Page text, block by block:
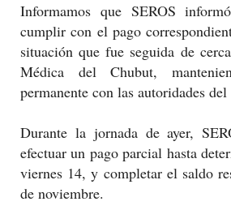
Informamos que SEROS
cumplir con el pago
situación que fue seguida de
Médica del Chubut,
permanente con las autoridades
Durante la jornada de ayer,
efectuar un pago parcial hasta
viernes 14, y completar el saldo
de noviembre.